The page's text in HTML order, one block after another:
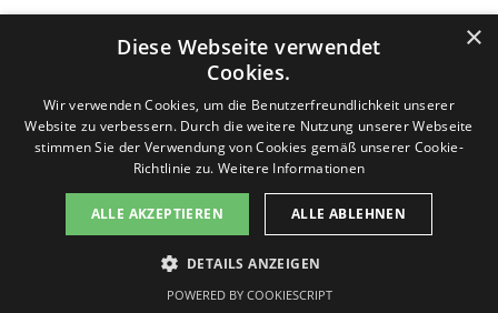
v-f-d.com ist ein Angebot von
Zurück zum Seiteninhalt
×
Diese Webseite verwendet
Cookies.
Wir verwenden Cookies, um die Benutzerfreundlichkeit unserer
Website zu verbessern. Durch die weitere Nutzung unserer Webseite
stimmen Sie der Verwendung von Cookies gemäß unserer Cookie-
Richtlinie zu.Weitere Informationen
ALLE AKZEPTIEREN ALLE ABLEHNEN
DETAILS ANZEIGEN
POWERED BY COOKIESCRIPT
Es werden keine persönlichen Daten gespeichert, sondern nur technische, die für die Website benötigt werden.
Sollten Sie damit nicht einverstanden sein, drücken Sie bitte nicht den Button "Einverstanden". Sie können die
zur Verfügung:
Google Browser-Add-on Informationen zum Datenschutz Einverstanden